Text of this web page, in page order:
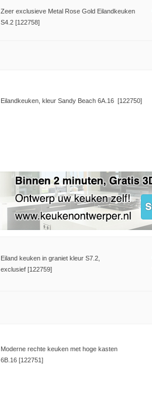
Zeer exclusieve Metal Rose Gold Eilandkeuken
S4.2 [122758]
Eilandkeuken, kleur Sandy Beach 6A.16 [122750]
Eiland keuken in graniet kleur S7.2,
exclusief [122759]
Moderne rechte keuken met hoge kasten
6B.16 [122751]